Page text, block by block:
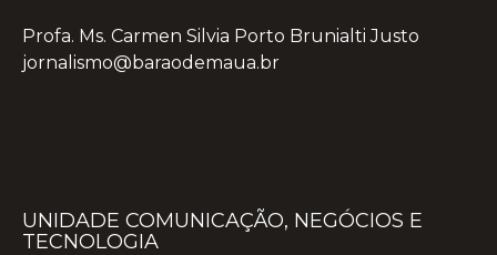
Profa. Ms. Carmen Silvia Porto Brunialti Justo
jornalismo@baraodemaua.br
UNIDADE COMUNICAÇÃO, NEGÓCIOS E
TECNOLOGIA